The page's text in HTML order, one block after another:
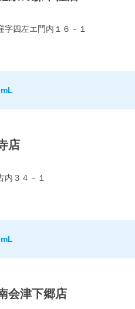
四左エ門内１６－１
店
３４－１
会津下郷店